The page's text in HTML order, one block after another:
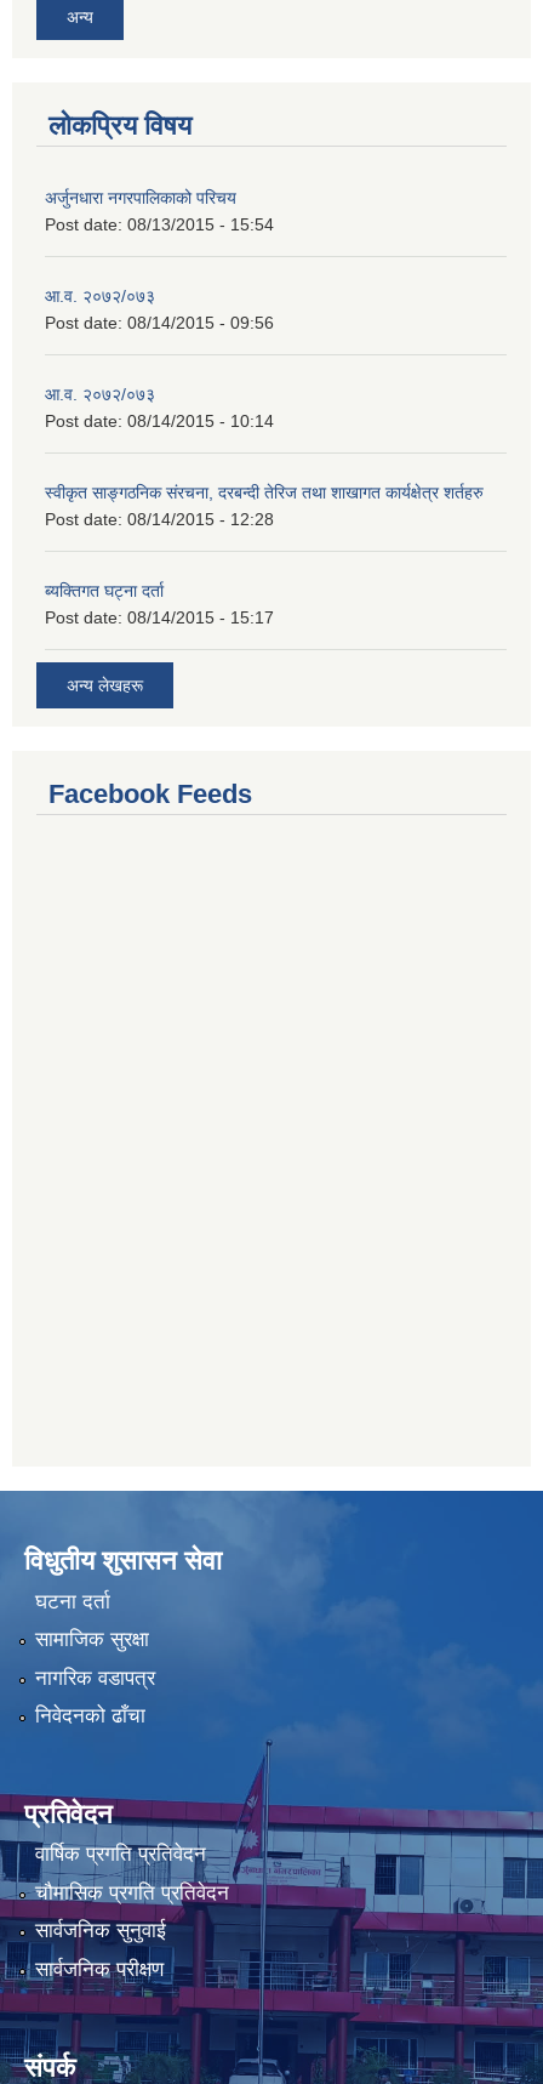
अन्य
लोकप्रिय विषय
अर्जुनधारा नगरपालिकाको परिचय
Post date: 08/13/2015 - 15:54
आ.व. २०७२/०७३
Post date: 08/14/2015 - 09:56
आ.व. २०७२/०७३
Post date: 08/14/2015 - 10:14
स्वीकृत साङ्गठनिक संरचना, दरबन्दी तेरिज तथा शाखागत कार्यक्षेत्र शर्तहरु
Post date: 08/14/2015 - 12:28
ब्यक्तिगत घट्ना दर्ता
Post date: 08/14/2015 - 15:17
अन्य लेखहरू
Facebook Feeds
विधुतीय शुसासन सेवा
घटना दर्ता
सामाजिक सुरक्षा
नागरिक वडापत्र
निवेदनको ढाँचा
प्रतिवेदन
वार्षिक प्रगति प्रतिवेदन
चौमासिक प्रगति प्रतिवेदन
सार्वजनिक सुनुवाई
सार्वजनिक परीक्षण
संपर्क